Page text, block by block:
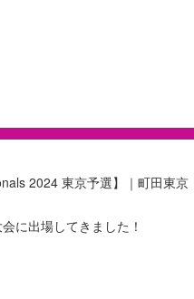
2024 東京予選】｜町田東京
に出場してきました！